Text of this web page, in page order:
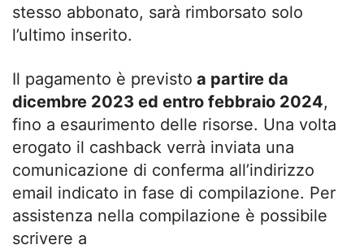
stesso abbonato, sarà rimborsato solo
l’ultimo inserito.
Il pagamento è previsto a partire da
dicembre 2023 ed entro febbraio 2024,
fino a esaurimento delle risorse. Una volta
erogato il cashback verrà inviata una
comunicazione di conferma all’indirizzo
email indicato in fase di compilazione. Per
assistenza nella compilazione è possibile
scrivere a